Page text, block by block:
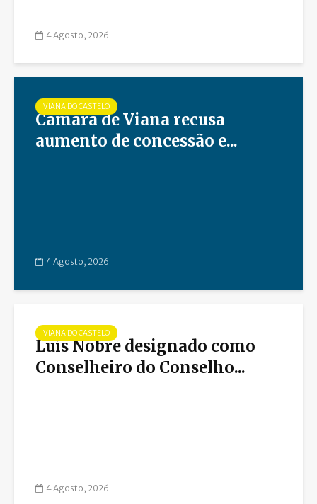
4 Agosto, 2026
VIANA DO CASTELO
Câmara de Viana recusa
aumento de concessão e...
4 Agosto, 2026
VIANA DO CASTELO
Luís Nobre designado como
Conselheiro do Conselho...
4 Agosto, 2026